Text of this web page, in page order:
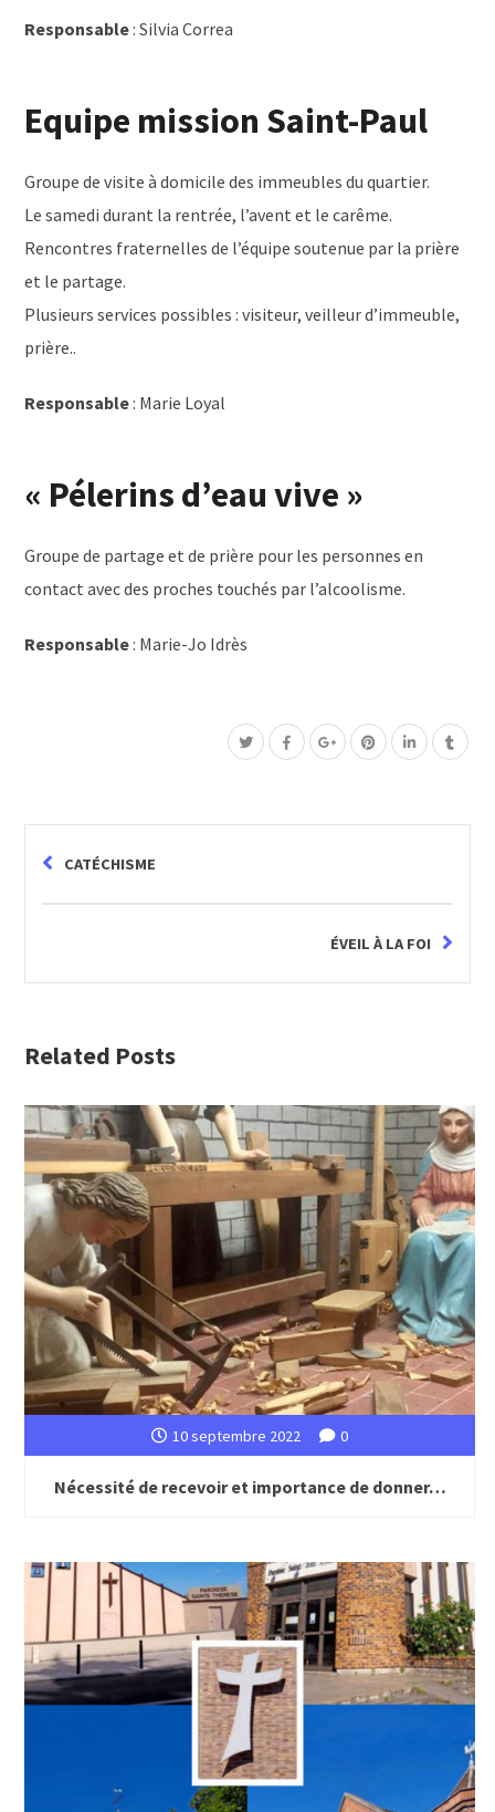
Responsable: Silvia Correa
Equipe mission Saint-Paul
Groupe de visite à domicile des immeubles du quartier.
Le samedi durant la rentrée, l’avent et le carême.
Rencontres fraternelles de l’équipe soutenue par la prière
et le partage.
Plusieurs services possibles : visiteur, veilleur d’immeuble,
prière..
Responsable: Marie Loyal
« Pélerins d’eau vive »
Groupe de partage et de prière pour les personnes en
contact avec des proches touchés par l’alcoolisme.
Responsable: Marie-Jo Idrès
CATÉCHISME
ÉVEIL À LA FOI
Related Posts
10 septembre 2022 0
Nécessité de recevoir et importance de donner…